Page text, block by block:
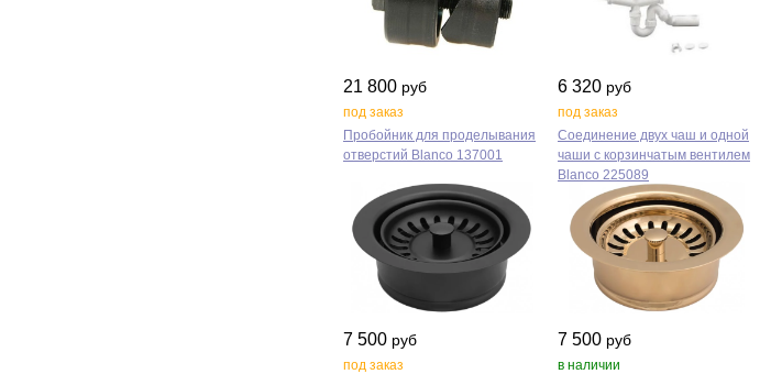
21 800 руб
под заказ
Пробойник для проделывания
отверстий Blanco 137001
6 320 руб
под заказ
Соединение двух чаш и одной
чаши с корзинчатым вентилем
Blanco 225089
7 500 руб
под заказ
7 500 руб
в наличии